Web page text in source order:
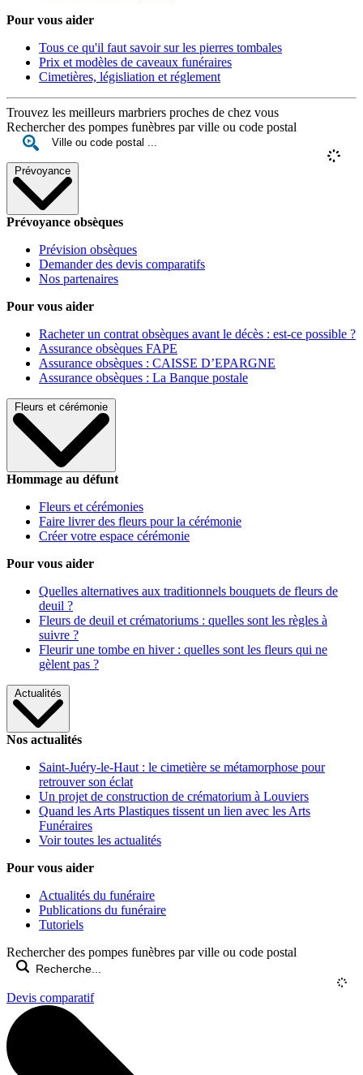
Pour vous aider
Tous ce qu'il faut savoir sur les pierres tombales
Prix et modèles de caveaux funéraires
Cimetières, législiation et réglement
Trouvez les meilleurs marbriers proches de chez vous
Rechercher des pompes funèbres par ville ou code postal
Prévoyance
Prévoyance obsèques
Prévision obsèques
Demander des devis comparatifs
Nos partenaires
Pour vous aider
Racheter un contrat obsèques avant le décès : est-ce possible ?
Assurance obsèques FAPE
Assurance obsèques : CAISSE D’EPARGNE
Assurance obsèques : La Banque postale
Fleurs et cérémonie
Hommage au défunt
Fleurs et cérémonies
Faire livrer des fleurs pour la cérémonie
Créer votre espace cérémonie
Pour vous aider
Quelles alternatives aux traditionnels bouquets de fleurs de
deuil ?
Fleurs de deuil et crématoriums : quelles sont les règles à
suivre ?
Fleurir une tombe en hiver : quelles sont les fleurs qui ne
gèlent pas ?
Actualités
Nos actualités
Saint-Juéry-le-Haut : le cimetière se métamorphose pour
retrouver son éclat
Un projet de construction de crématorium à Louviers
Quand les Arts Plastiques tissent un lien avec les Arts
Funéraires
Voir toutes les actualités
Pour vous aider
Actualités du funéraire
Publications du funéraire
Tutoriels
Rechercher des pompes funèbres par ville ou code postal
Devis comparatif